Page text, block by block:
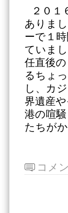
２０
ありま
ーで１
ていま
任直後
るちょ
し、カ
界遺産
港の喧
たちが
コメ